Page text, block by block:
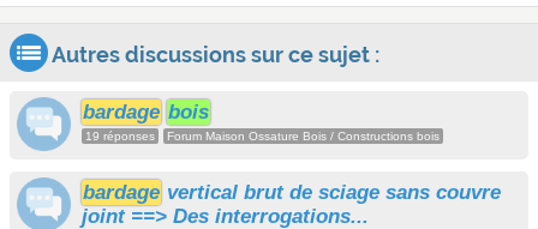
Autres discussions sur ce sujet :
bardage bois
19 réponses Forum Maison Ossature Bois / Constructions bois
bardage vertical brut de sciage sans couvre
joint ==> Des interrogations...